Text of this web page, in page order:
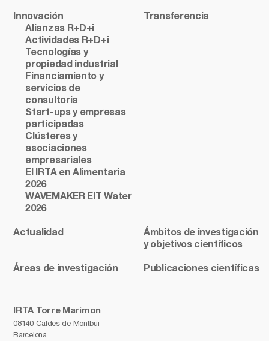
IRTA Torre Marimon
08140 Caldes de Montbui
Barcelona
Innovación
Alianzas R+D+i
Actividades R+D+i
Tecnologías y
propiedad industrial
Financiamiento y
servicios de
consultoria
Start-ups y empresas
participadas
Clústeres y
asociaciones
empresariales
El IRTA en Alimentaria
2026
WAVEMAKER EIT Water
2026
Transferencia
Actualidad
Ámbitos de investigación
y objetivos científicos
Áreas de investigación Publicaciones científicas